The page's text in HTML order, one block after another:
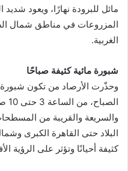
مائل للبرودة نهارًا، ويعود
المزروعات في مناطق شمال
الغربية.
شبورة مائية كثيفة صباحًا
وحذّرت الأرصاد من تكون شبورة
والسريعة والقريبة من
البلاد حتى القاهرة الكبرى
كثيفة أحيانًا وتؤثر على الرؤية